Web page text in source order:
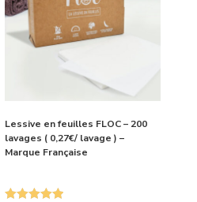
Lessive en feuilles FLOC – 200
lavages ( 0,27€/ lavage ) –
Marque Française